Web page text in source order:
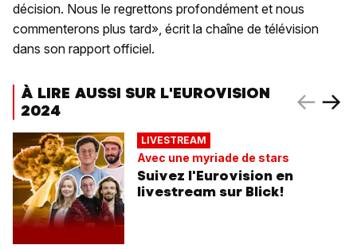
décision. Nous le regrettons profondément et nous
commenterons plus tard», écrit la chaîne de télévision
dans son rapport officiel.
À LIRE AUSSI SUR L'EUROVISION
2024
LIVESTREAM
Avec une myriade de stars
Suivez l'Eurovision en
livestream sur Blick!